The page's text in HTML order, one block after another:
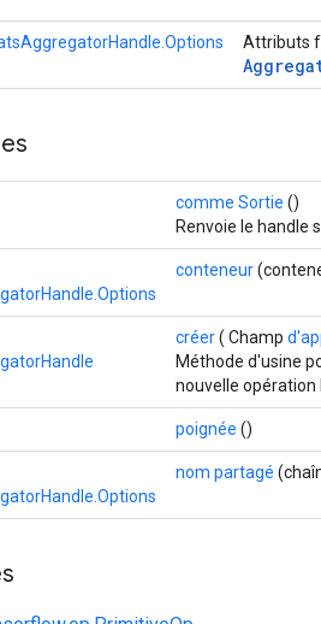
Attributs
comme Sortie ()
Renvoie le handle
conteneur
créer( Champ
Méthode d'usine
nouvelle
poignée ()
nom partagé